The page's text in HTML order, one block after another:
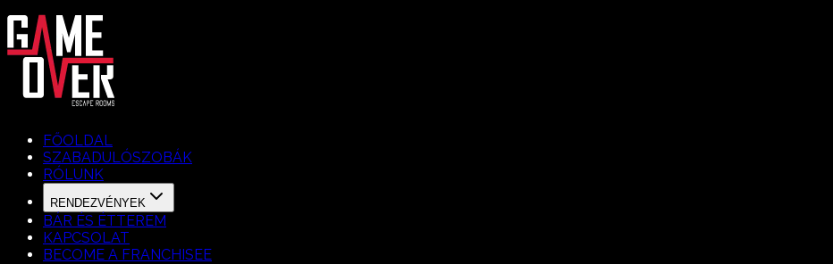
FŐOLDAL
SZABADULÓSZOBÁK
RÓLUNK
RENDEZVÉNYEK
BÁR ÉS ÉTTEREM
KAPCSOLAT
BECOME A FRANCHISEE